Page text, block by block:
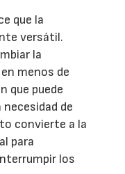
que la
versátil.
la
menos de
que puede
de
convierte a la
para
los